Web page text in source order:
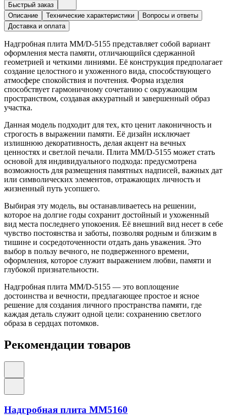
Быстрый заказ
Описание
Технические характеристики
Вопросы и ответы
Доставка и оплата
Надгробная плита ММ/D-5155 представляет собой вариант
оформления места памяти, отличающийся сдержанной
геометрией и четкими линиями. Её конструкция предполагает
создание целостного и ухоженного вида, способствующего
атмосфере спокойствия и почтения. Форма изделия
способствует гармоничному сочетанию с окружающим
пространством, создавая аккуратный и завершенный образ
участка.
Данная модель подходит для тех, кто ценит лаконичность и
строгость в выражении памяти. Её дизайн исключает
излишнюю декоративность, делая акцент на вечных
ценностях и светлой печали. Плита ММ/D-5155 может стать
основой для индивидуального подхода: предусмотрена
возможность для размещения памятных надписей, важных дат
или символических элементов, отражающих личность и
жизненный путь усопшего.
Выбирая эту модель, вы останавливаетесь на решении,
которое на долгие годы сохранит достойный и ухоженный
вид места последнего упокоения. Её внешний вид несет в себе
чувство постоянства и заботы, позволяя родным и близким в
тишине и сосредоточенности отдать дань уважения. Это
выбор в пользу вечного, не подверженного времени,
оформления, которое служит выражением любви, памяти и
глубокой признательности.
Надгробная плита ММ/D-5155 — это воплощение
достоинства и вечности, предлагающее простое и ясное
решение для создания личного пространства памяти, где
каждая деталь служит одной цели: сохранению светлого
образа в сердцах потомков.
Рекомендации товаров
Надгробная плита ММ5160